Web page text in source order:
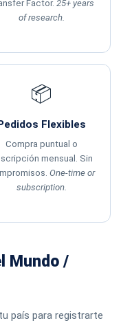
Factor. 25+ years
of research.
📦
Flexibles
Compra puntual o
mensual. Sin
One-time or
subscription.
Mundo /
país para registrarte